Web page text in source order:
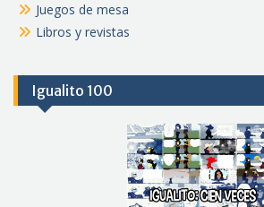
Juegos de mesa
Libros y revistas
Igualito 100